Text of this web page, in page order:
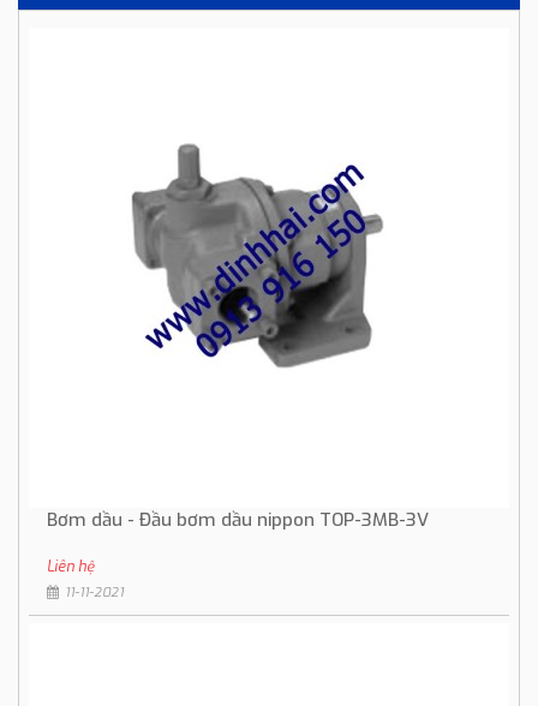
Bơm dầu - Đầu bơm dầu nippon TOP-3MB-3V
Liên hệ
11-11-2021